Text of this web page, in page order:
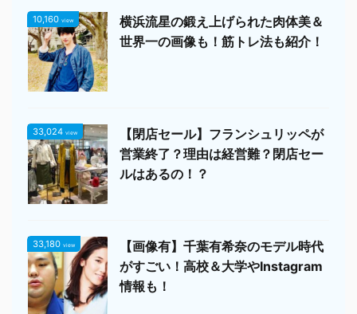
10,160 view
横浜流星の鍛え上げられた肉体美＆
世界一の画像も！筋トレ法も紹介！
33,024 view
【閉店セール】フランシュリッペが
営業終了？理由は経営難？閉店セー
ルはあるの！？
33,180 view
【画像有】千葉有希奈のモデル時代
がすごい！高校＆大学やInstagram
情報も！